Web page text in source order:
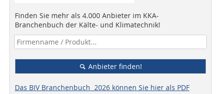
Finden Sie mehr als 4.000 Anbieter im KKA-
Branchenbuch der Kälte- und Klimatechnik!
Anbieter finden!
Das BIV Branchenbuch 2026 können Sie hier als PDF